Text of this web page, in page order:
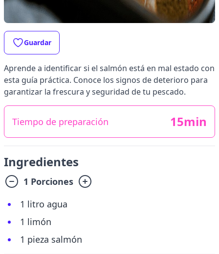
Guardar
Aprende a identificar si el salmón está en mal estado con
esta guía práctica. Conoce los signos de deterioro para
garantizar la frescura y seguridad de tu pescado.
Tiempo de preparación 15min
Ingredientes
1 Porciones
1 litro agua
1 limón
1 pieza salmón